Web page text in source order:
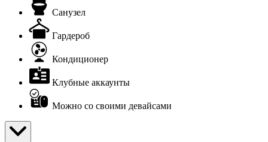
Санузел
Гардероб
Кондиционер
Клубные аккаунты
Можно со своими девайсами